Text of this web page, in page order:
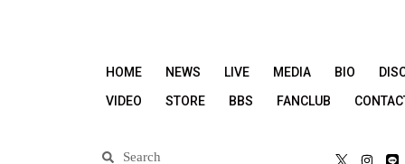
HOME NEWS LIVE MEDIA BIO
VIDEO
STORE BBS FANCLUB